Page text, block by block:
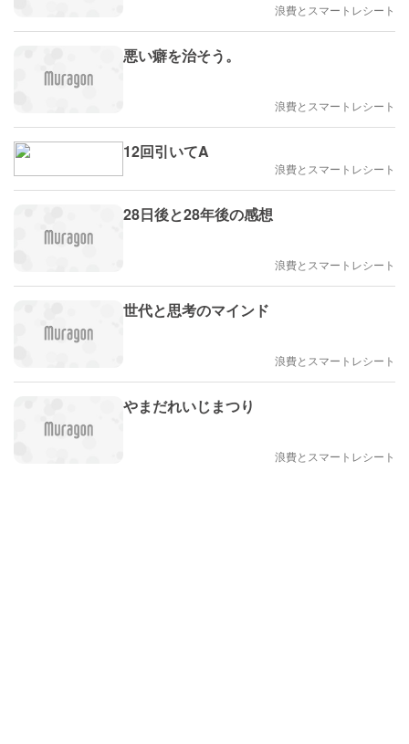
浪費とスマートレシート
悪い癖を治そう。
浪費とスマートレシート
12回引いてA
浪費とスマートレシート
28日後と28年後の感想
浪費とスマートレシート
世代と思考のマインド
浪費とスマートレシート
やまだれいじまつり
浪費とスマートレシート